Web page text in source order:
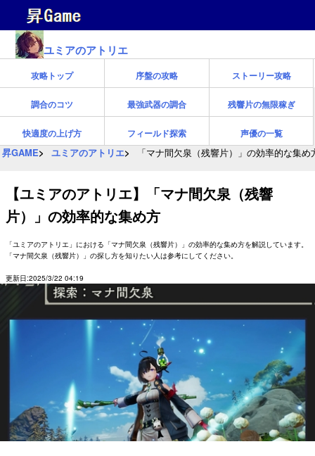
ユミアのアトリエ
攻略トップ 序盤の攻略 ストーリー攻略
調合のコツ 最強武器の調合 残響片の無限稼ぎ
快適度の上げ方 フィールド探索 声優の一覧
昇GAME ユミアのアトリエ 「マナ間欠泉（残響片）」の効率的な集め
【ユミアのアトリエ】「マナ間欠泉（残響
片）」の効率的な集め方
「ユミアのアトリエ」における「マナ間欠泉（残響片）」の効率的な集め方を解説しています。
「マナ間欠泉（残響片）」の探し方を知りたい人は参考にしてください。
更新日:2025/3/22 04:19